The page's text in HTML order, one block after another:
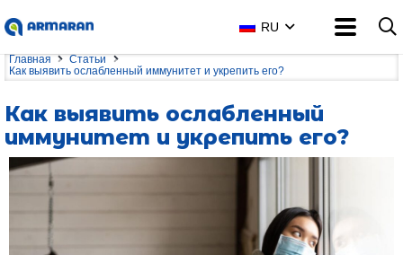
RU
Главная
Статьи
Как выявить ослабленный иммунитет и укрепить его?
Как выявить ослабленный
иммунитет и укрепить его?